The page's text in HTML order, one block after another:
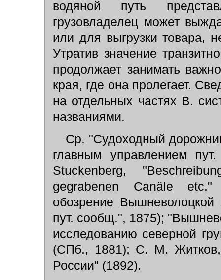
водяной путь
грузовладелец может
или для выгрузки товара,
Утратив значение
продолжает занимать
края, где она пролегает.
на отдельных частях В.
названиями.
Ср. "Судоходный
главным управлением
Stuckenberg,
gegrabenen Canäle etc."
обозрениe
пут. сообщ.", 1875);
исследованию северной
(СПб., 1881); С. М. Житков,
России" (1892).